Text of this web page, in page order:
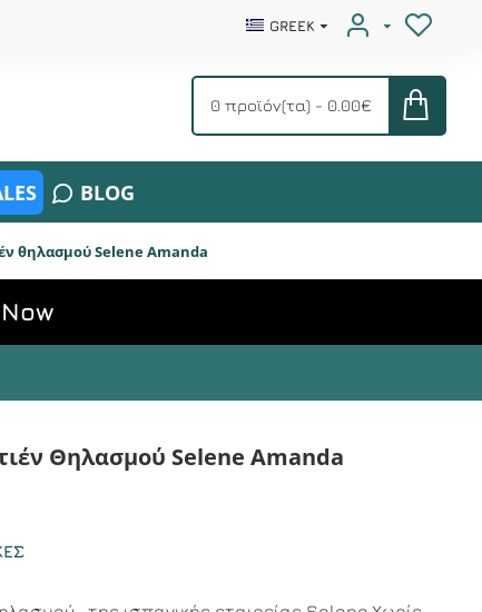
GREEK
0 προϊόν(τα) - 0.00€
BLOG
θηλασμού Selene Amanda
Θηλασμού Selene Amanda